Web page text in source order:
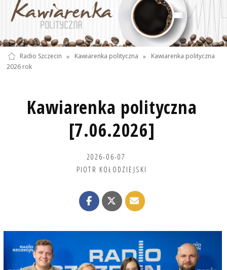
Radio Szczecin » Kawiarenka polityczna »
Kawiarenka polityczna
2026 rok
Kawiarenka polityczna
[7.06.2026]
2026-06-07
PIOTR KOŁODZIEJSKI